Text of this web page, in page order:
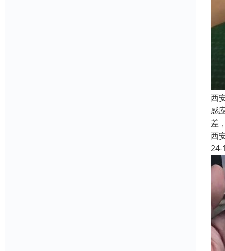
西
感
差
西
24-